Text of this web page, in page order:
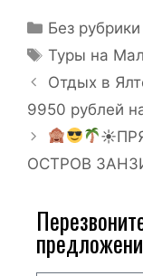
Без рубрики
Туры на
Отдых в
9950 рублей
ОСТРОВ